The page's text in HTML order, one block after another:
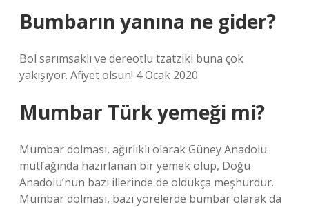
Bumbarın yanına ne gider?
Bol sarımsaklı ve dereotlu tzatziki buna çok
yakışıyor. Afiyet olsun! 4 Ocak 2020
Mumbar Türk yemeği mi?
Mumbar dolması, ağırlıklı olarak Güney Anadolu
mutfağında hazırlanan bir yemek olup, Doğu
Anadolu’nun bazı illerinde de oldukça meşhurdur.
Mumbar dolması, bazı yörelerde bumbar olarak da